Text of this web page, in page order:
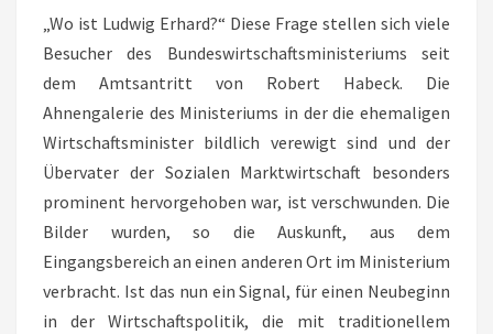
„Wo ist Ludwig Erhard?“ Diese Frage stellen sich viele
Besucher des Bundeswirtschaftsministeriums seit
dem Amtsantritt von Robert Habeck. Die
Ahnengalerie des Ministeriums in der die ehemaligen
Wirtschaftsminister bildlich verewigt sind und der
Übervater der Sozialen Marktwirtschaft besonders
prominent hervorgehoben war, ist verschwunden. Die
Bilder wurden, so die Auskunft, aus dem
Eingangsbereich an einen anderen Ort im Ministerium
verbracht. Ist das nun ein Signal, für einen Neubeginn
in der Wirtschaftspolitik, die mit traditionellem